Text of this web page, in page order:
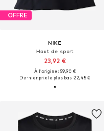
OFFRE
NIKE
Haut de sport
23,92 €
À l'origine : 59,90 €
Dernier prix le plus bas :22,45 €